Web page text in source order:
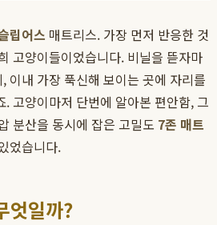
립어스 매트리스. 가장 먼저 반응한 것
고양이들이었습니다. 비닐을 뜯자마
이내 가장 푹신해 보이는 곳에 자리를
고양이마저 단번에 알아본 편안함, 그
분산을 동시에 잡은 고밀도 7존 매트
었습니다.
엇일까?